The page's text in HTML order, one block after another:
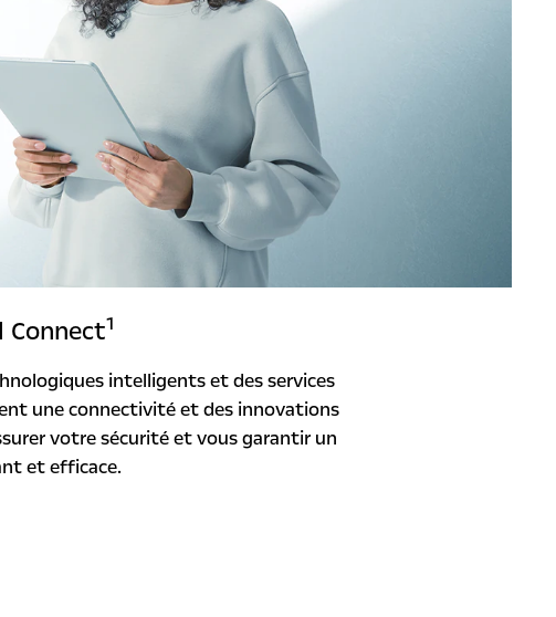
Connect1
intelligents et des services
une connectivité et des innovations
votre sécurité et vous garantir un
et efficace.